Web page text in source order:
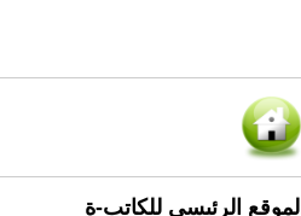
الموقع الرئيسي للكاتب-ة